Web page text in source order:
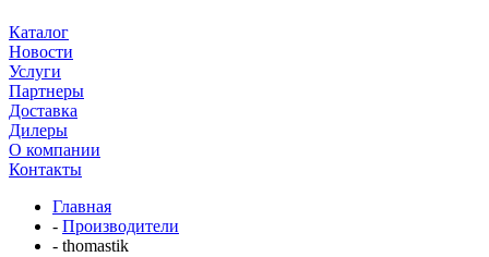
Каталог
Новости
Услуги
Партнеры
Доставка
Дилеры
О компании
Контакты
Главная
- Производители
- thomastik